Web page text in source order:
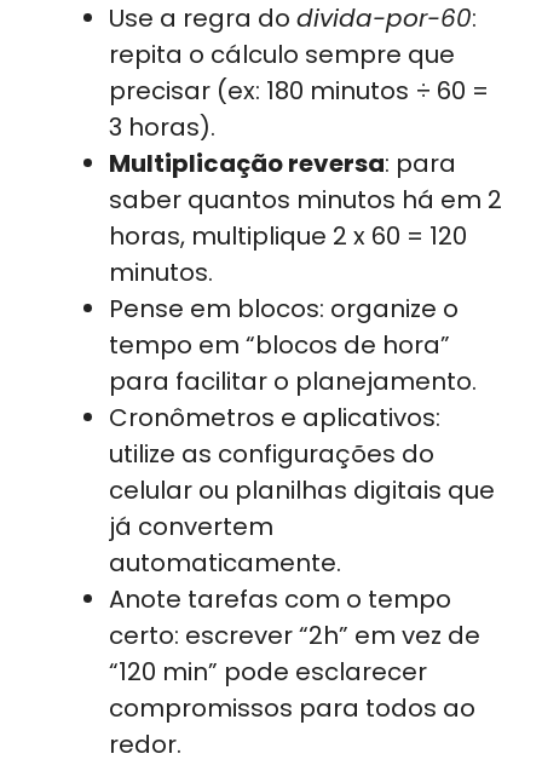
Use a regra do divida-por-60:
repita o cálculo sempre que
precisar (ex: 180 minutos ÷ 60 =
3 horas).
Multiplicação reversa: para
saber quantos minutos há em 2
horas, multiplique 2 x 60 = 120
minutos.
Pense em blocos: organize o
tempo em “blocos de hora”
para facilitar o planejamento.
Cronômetros e aplicativos:
utilize as configurações do
celular ou planilhas digitais que
já convertem
automaticamente.
Anote tarefas com o tempo
certo: escrever “2h” em vez de
“120 min” pode esclarecer
compromissos para todos ao
redor.